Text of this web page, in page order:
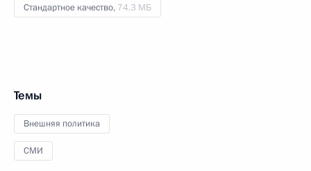
Стандартное качество, 74.3 МБ
Темы
Внешняя политика
СМИ